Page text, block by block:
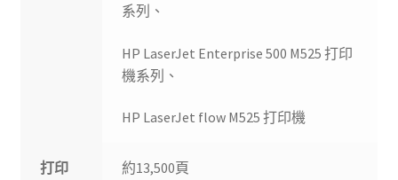
系列、
HP LaserJet Enterprise 500 M525 打印
機系列、
HP LaserJet flow M525 打印機
打印
約13,500頁